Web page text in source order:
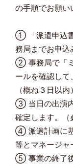
の手順でお願い
① 「派遣申込
務局までお申込
② 事務局で「
ールを確認して
（概ね３日以内）
③ 当日の出演
確定します。（
④ 派遣計画に基
等とマネージャ
⑤ 事業の終了